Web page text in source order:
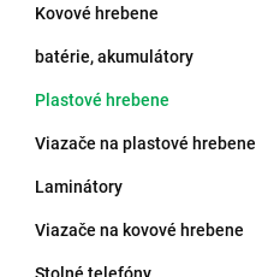
Kovové hrebene
batérie, akumulátory
Plastové hrebene
Viazače na plastové hrebene
Laminátory
Viazače na kovové hrebene